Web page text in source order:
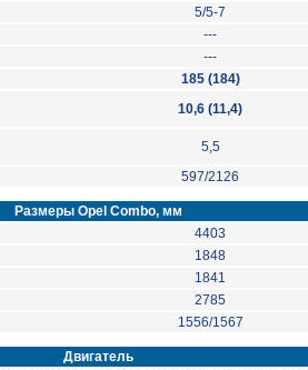
5/5-7
---
---
185 (184)
10,6 (11,4)
5,5
597/2126
Размеры Opel Combo, мм
4403
1848
1841
2785
1556/1567
Двигатель